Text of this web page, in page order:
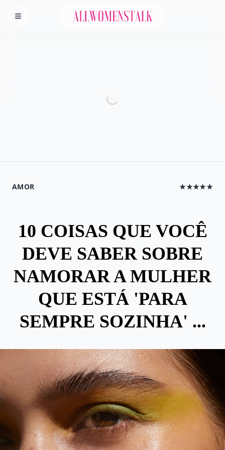
Homepage
Allwomenstalk
AMOR ★★★★★
10 COISAS QUE VOCÊ
DEVE SABER SOBRE
NAMORAR A MULHER
QUE ESTÁ 'PARA
SEMPRE SOZINHA' ...